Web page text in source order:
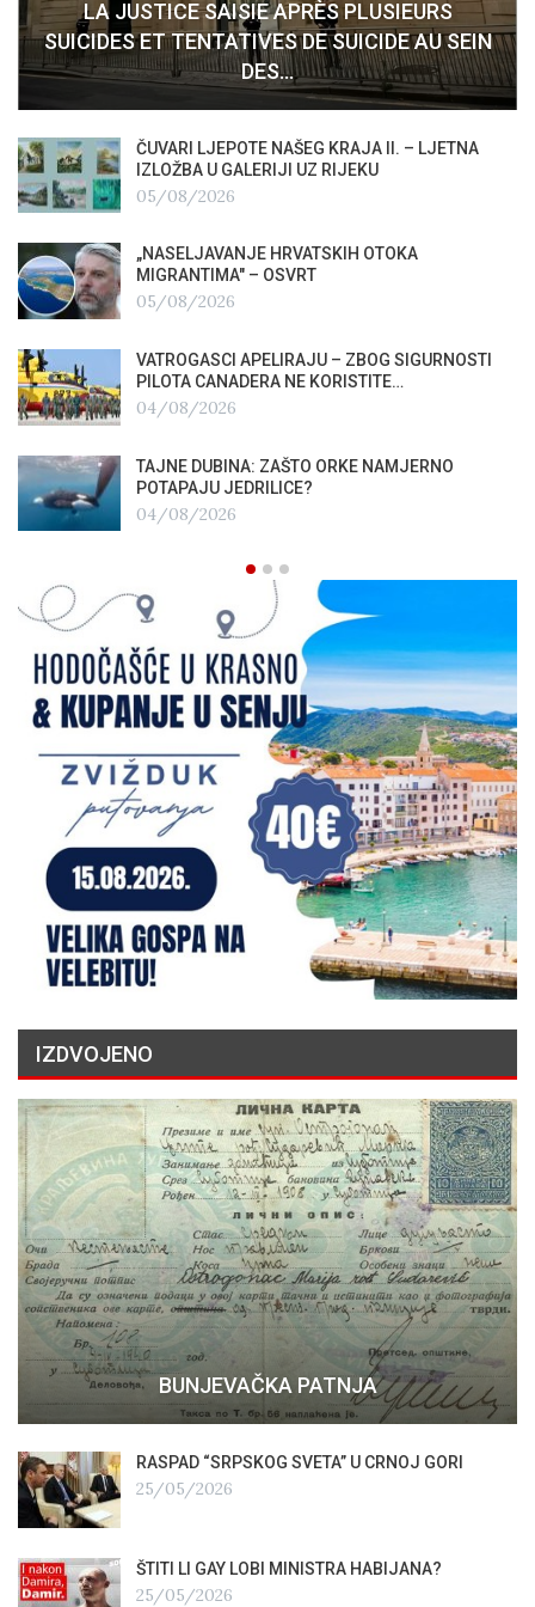
LA JUSTICE SAISIE APRÈS PLUSIEURS
SUICIDES ET TENTATIVES DE SUICIDE AU SEIN
DES…
ČUVARI LJEPOTE NAŠEG KRAJA II. – LJETNA
IZLOŽBA U GALERIJI UZ RIJEKU
05/08/2026
„NASELJAVANJE HRVATSKIH OTOKA
MIGRANTIMA″ – OSVRT
05/08/2026
VATROGASCI APELIRAJU – ZBOG SIGURNOSTI
PILOTA CANADERA NE KORISTITE…
04/08/2026
TAJNE DUBINA: ZAŠTO ORKE NAMJERNO
POTAPAJU JEDRILICE?
04/08/2026
IZDVOJENO
BUNJEVAČKA PATNJA
RASPAD “SRPSKOG SVETA” U CRNOJ GORI
25/05/2026
ŠTITI LI GAY LOBI MINISTRA HABIJANA?
25/05/2026